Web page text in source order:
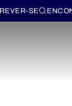
SE
pelos